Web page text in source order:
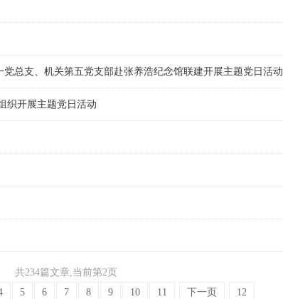
总支、机关第五党支部赴张养浩纪念馆联建开展主题党日活动
织开展主题党日活动
共234篇文章,当前第2页
5 6 7 8 9 10 11 下一页 12